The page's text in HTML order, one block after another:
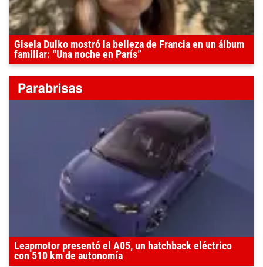
Gisela Dulko mostró la belleza de Francia en un álbum
familiar: “Una noche en París”
Leapmotor presentó el A05, un hatchback eléctrico
con 510 km de autonomía